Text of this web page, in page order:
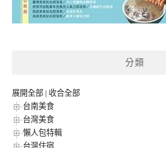
分類
展開全部 | 收合全部
台南美食
台灣美食
懶人包特輯
台灣住宿